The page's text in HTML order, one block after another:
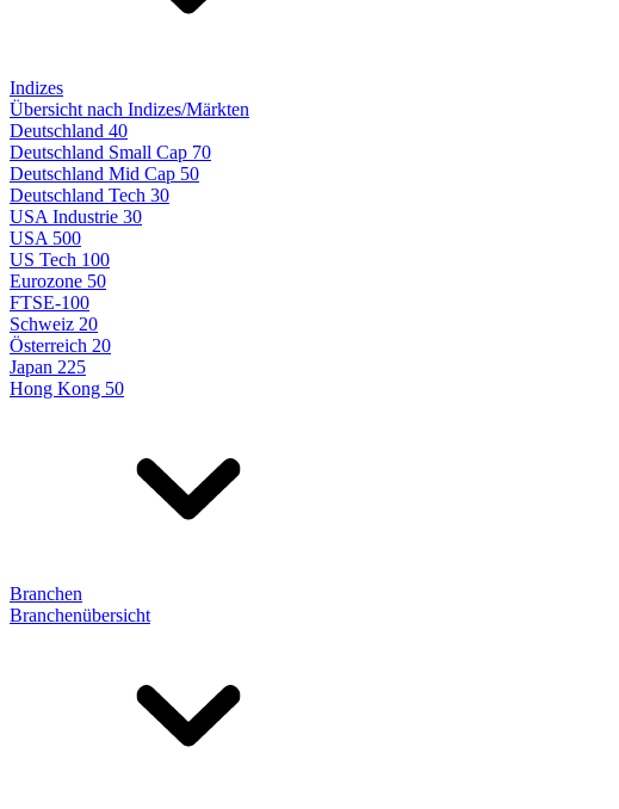
Indizes
Übersicht nach Indizes/Märkten
Deutschland 40
Deutschland Small Cap 70
Deutschland Mid Cap 50
Deutschland Tech 30
USA Industrie 30
USA 500
US Tech 100
Eurozone 50
FTSE-100
Schweiz 20
Österreich 20
Japan 225
Hong Kong 50
Branchen
Branchenübersicht